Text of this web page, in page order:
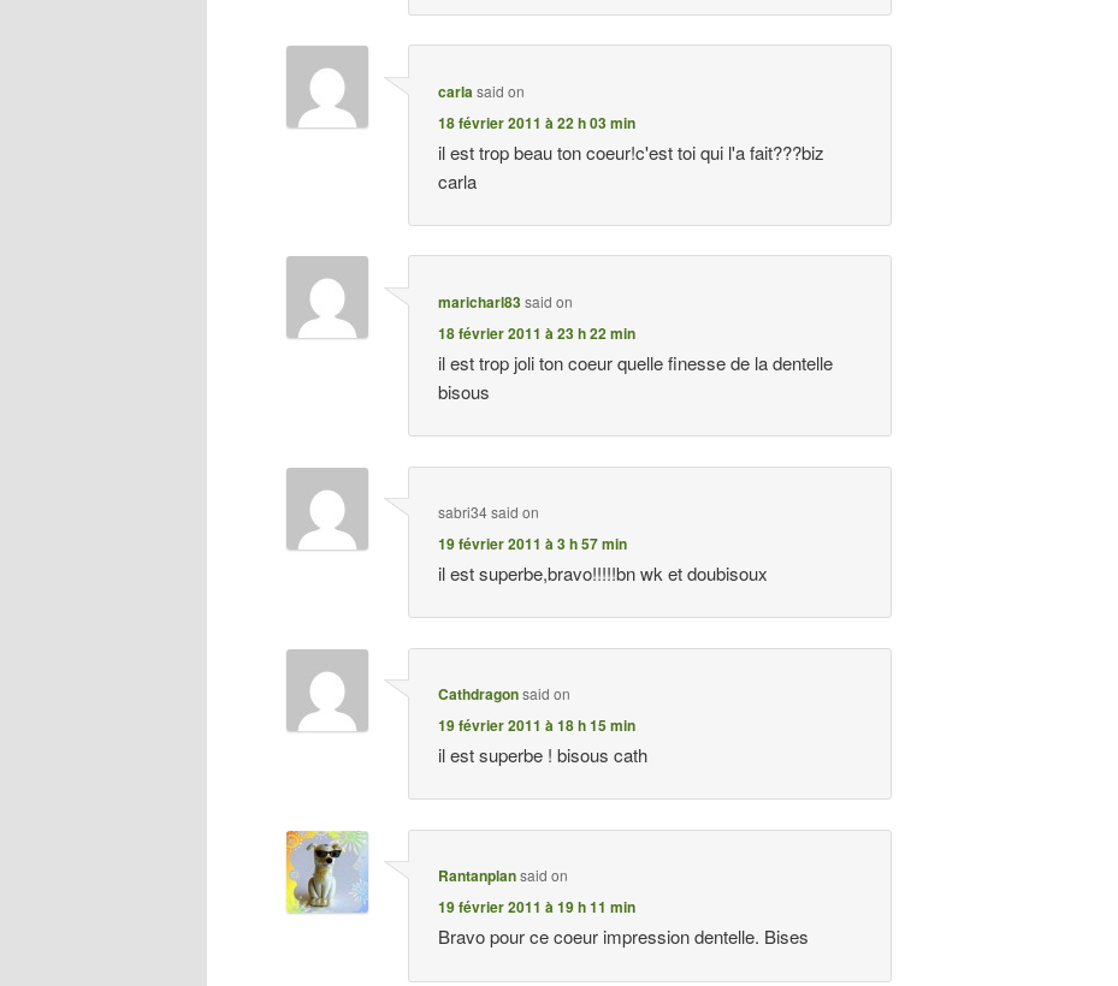
carlasaid on
18 février 2011 à 22 h 03 min
il est trop beau ton coeur!c'est toi qui l'a fait???biz
carla
maricharl83said on
18 février 2011 à 23 h 22 min
il est trop joli ton coeur quelle finesse de la dentelle
bisous
sabri34said on
19 février 2011 à 3 h 57 min
il est superbe,bravo!!!!!bn wk et doubisoux
Cathdragonsaid on
19 février 2011 à 18 h 15 min
il est superbe ! bisous cath
Rantanplansaid on
19 février 2011 à 19 h 11 min
Bravo pour ce coeur impression dentelle. Bises